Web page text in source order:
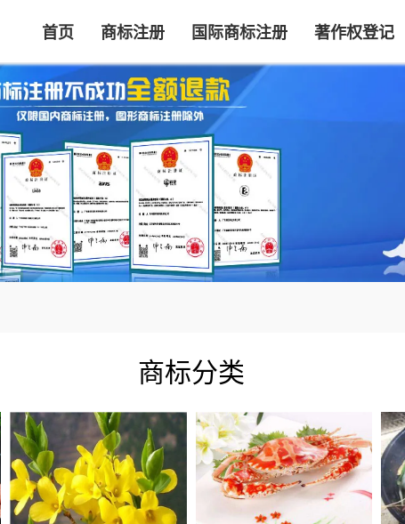
首页 商标注册 国际商标注册 著作权登记
商标分类